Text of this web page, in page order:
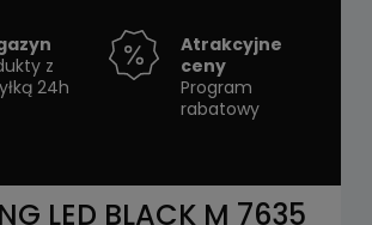
z
24h
Atrakcyjne
ceny
Program
rabatowy
LED BLACK M 7635